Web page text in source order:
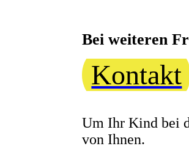
Bei weiteren
Kontakt
Um Ihr Kind bei
von Ihnen.